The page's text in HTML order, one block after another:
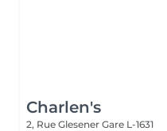
Charlen's
2, Rue Glesener Gare L-1631